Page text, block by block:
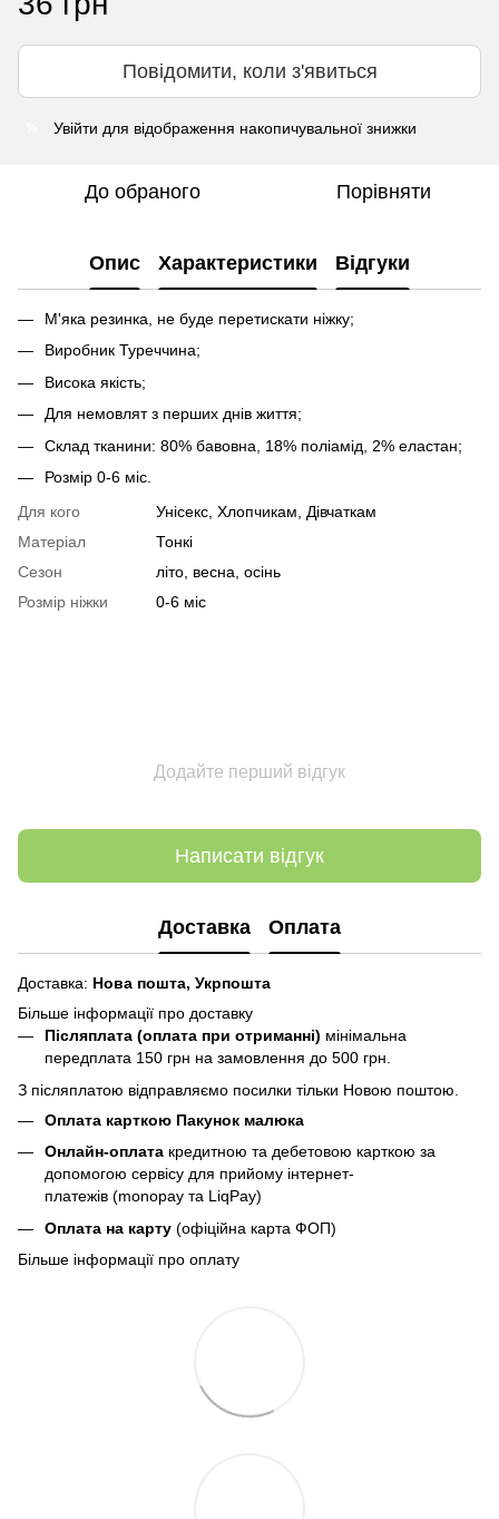
Повідомити, коли з'явиться
Увійти для відображення накопичувальної знижки
До обраного Порівняти
Опис Характеристики Відгуки
М'яка резинка, не буде перетискати ніжку;
Виробник Туреччина;
Висока якість;
Для немовлят з перших днів життя;
Склад тканини: 80% бавовна, 18% поліамід, 2% еластан;
Розмір 0-6 міс.
Для кого
Унісекс, Хлопчикам, Дівчаткам
Матеріал
Тонкі
Сезон
літо, весна, осінь
Розмір ніжки
0-6 міс
Додайте перший відгук
Написати відгук
Доставка Оплата
Доставка: Нова пошта, Укрпошта
Більше інформації про доставку
Післяплата (оплата при отриманні) мінімальна
передплата 150 грн на замовлення до 500 грн.
З післяплатою відправляємо посилки тільки Новою поштою.
Оплата карткою Пакунок малюка
Онлайн-оплата кредитною та дебетовою карткою за
допомогою сервісу для прийому інтернет-
платежів (monopay та LiqPay)
Оплата на карту (офіційна карта ФОП)
Більше інформації про оплату